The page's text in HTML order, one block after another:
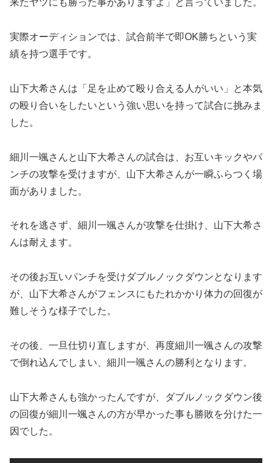
来たヤツにも勝った事がありますよ」と言っていました。
実際オーディションでは、試合前半で即OK勝ちという実
績を持つ選手です。
山下大希さんは「足を止めて殴り合える人がいい」と本気
の殴り合いをしたいという強い思いを持って試合に挑みま
した。
細川一颯さんと山下大希さんの試合は、お互いキックやパ
ンチの攻撃を受けますが、山下大希さんが一瞬ふらつく場
面がありました。
それを逃さず、細川一颯さんが攻撃を仕掛け、山下大希さ
んは耐えます。
その後お互いパンチを受けダブルノックダウンとなります
が、山下大希さんがフェンスにもたれかかり体力の回復が
難しそうな様子でした。
その後、一旦仕切り直しますが、再度細川一颯さんの攻撃
で倒れ込んでしまい、細川一颯さんの勝利となります。
山下大希さんも強かったんですが、ダブルノックダウン後
の回復が細川一颯さんの方が早かった事も勝敗を分けた一
因でした。